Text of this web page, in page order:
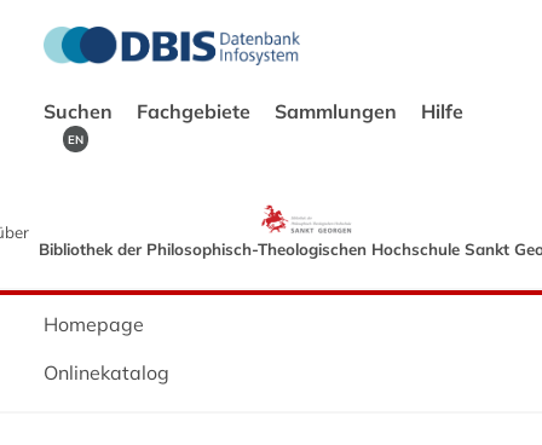
Suchen Fachgebiete Sammlungen Hilfe
EN
Bibliothek der Philosophisch-Theologischen Hochschule Sankt
Homepage
Onlinekatalog